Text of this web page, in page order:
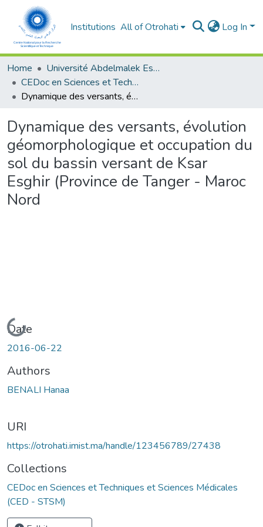
Institutions All of Otrohati Log In
Home
Université Abdelmalek Essaâdi - Tétouan
CEDoc en Sciences et Techniques et Sciences Médicales (CED - STSM)
Dynamique des versants, évolution géomorphologique et occupation du sol du bassin versant de Ksar Esghir (Province de Tanger - Maroc Nord
Dynamique des versants, évolution
géomorphologique et occupation du
sol du bassin versant de Ksar
Esghir (Province de Tanger - Maroc
Nord
Loading...
Date
2016-06-22
Authors
BENALI Hanaa
URI
https://otrohati.imist.ma/handle/123456789/27438
Collections
CEDoc en Sciences et Techniques et Sciences Médicales
(CED - STSM)